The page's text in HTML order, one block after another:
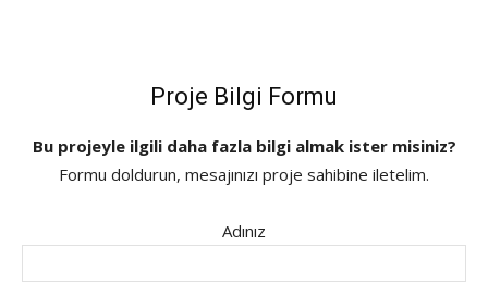
Proje Bilgi Formu
Bu projeyle ilgili daha fazla bilgi almak ister misiniz?
Formu doldurun, mesajınızı proje sahibine iletelim.
Adınız